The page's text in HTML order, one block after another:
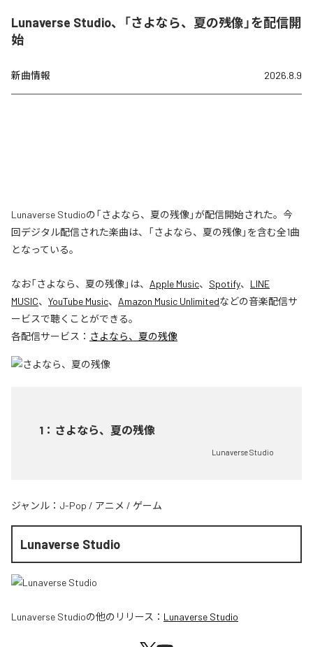
Lunaverse Studio、「さよなら、夏の残像」を配信開
始
新曲情報 2026.8.9
Lunaverse Studioの「さよなら、夏の残像」が配信開始された。今
回デジタル配信された楽曲は、「さよなら、夏の残像」を含む全1曲
となっている。
なお「さよなら、夏の残像」は、 Apple Music、 Spotify、 LINE
MUSIC、 YouTube Music、 Amazon Music Unlimitedなどの音楽配信サ
ービスで聴くことができる。
各配信サービス： さよなら、夏の残像
1 ： さよなら、夏の残像
Lunaverse Studio
ジャンル： J-Pop / アニメ / ゲーム
Lunaverse Studio
Lunaverse Studioの他のリリース： Lunaverse Studio